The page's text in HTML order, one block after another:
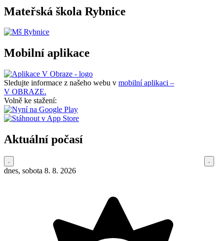
Mateřská škola Rybnice
Mobilní aplikace
Sledujte informace z našeho webu v mobilní aplikaci –
V OBRAZE.
Volně ke stažení:
Aktuální počasí
dnes, sobota 8. 8. 2026